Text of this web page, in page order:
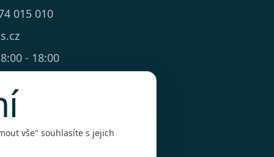
015 010
- 18:00
vše" souhlasíte s jejich